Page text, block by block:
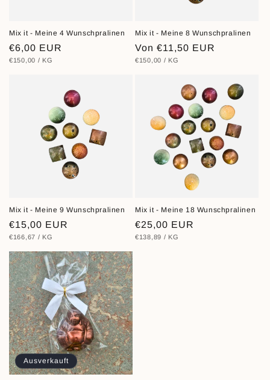
Mix it - Meine 4 Wunschpralinen
Normaler
Preis
€6,00 EUR
STÜCKPREIS
€150,00 / PRO
KG
Mix it - Meine 8 Wunschpralinen
Normaler
Preis
Von €11,50 EUR
STÜCKPREIS
€150,00 / PRO
KG
Mix it - Meine 9 Wunschpralinen
Normaler
Preis
€15,00 EUR
STÜCKPREIS
€166,67 / PRO
KG
Mix it - Meine 18 Wunschpralinen
Normaler
Preis
€25,00 EUR
STÜCKPREIS
€138,89 / PRO
KG
Ausverkauft